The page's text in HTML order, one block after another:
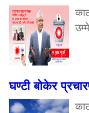
घण्टी बोकेर